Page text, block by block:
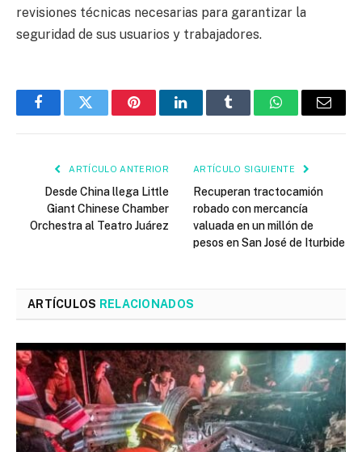
revisiones técnicas necesarias para garantizar la
seguridad de sus usuarios y trabajadores.
FacebookTwitter PinterestLinkedInTumblr WhatsAppEmail
ARTÍCULO ANTERIOR
Desde China llega Little
Giant Chinese Chamber
Orchestra al Teatro Juárez
ARTÍCULO SIGUIENTE
Recuperan tractocamión
robado con mercancía
valuada en un millón de
pesos en San José de Iturbide
ARTÍCULOS RELACIONADOS